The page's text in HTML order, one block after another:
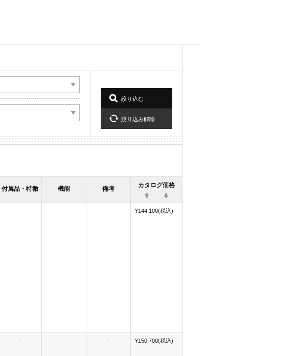
付属品・特徴 機能 備考 カタログ価格
- - - ¥144,100(税込)
- - - ¥150,700(税込)